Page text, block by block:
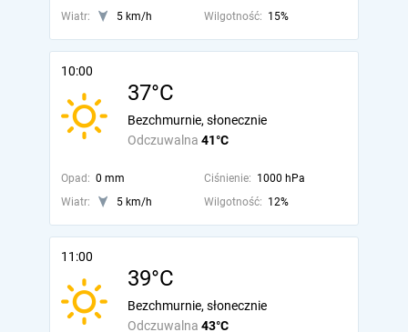
Wiatr:
5 km/h Wilgotność: 15%
10:00
37°C
Odczuwalna 41°C
Bezchmurnie, słonecznie
Opad: 0 mm Ciśnienie: 1000 hPa
Wiatr:
5 km/h Wilgotność: 12%
11:00
39°C
Odczuwalna 43°C
Bezchmurnie, słonecznie